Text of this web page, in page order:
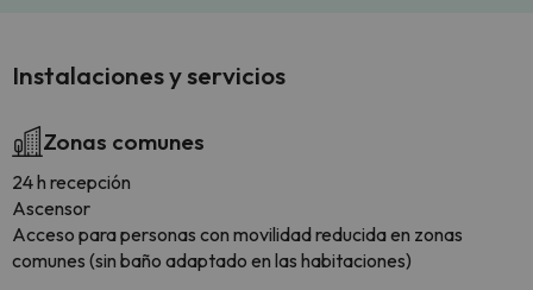
Instalaciones y servicios
Zonas comunes
24 h recepción
Ascensor
Acceso para personas con movilidad reducida en zonas
comunes (sin baño adaptado en las habitaciones)